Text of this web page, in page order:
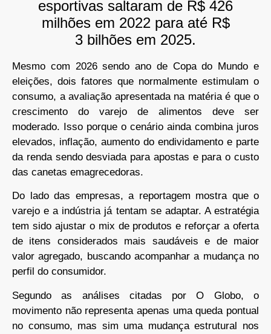
esportivas saltaram de R$ 426
milhões em 2022 para até R$
3 bilhões em 2025.
Mesmo com 2026 sendo ano de Copa do Mundo e
eleições, dois fatores que normalmente estimulam o
consumo, a avaliação apresentada na matéria é que o
crescimento do varejo de alimentos deve ser
moderado. Isso porque o cenário ainda combina juros
elevados, inflação, aumento do endividamento e parte
da renda sendo desviada para apostas e para o custo
das canetas emagrecedoras.
Do lado das empresas, a reportagem mostra que o
varejo e a indústria já tentam se adaptar. A estratégia
tem sido ajustar o mix de produtos e reforçar a oferta
de itens considerados mais saudáveis e de maior
valor agregado, buscando acompanhar a mudança no
perfil do consumidor.
Segundo as análises citadas por O Globo, o
movimento não representa apenas uma queda pontual
no consumo, mas sim uma mudança estrutural nos